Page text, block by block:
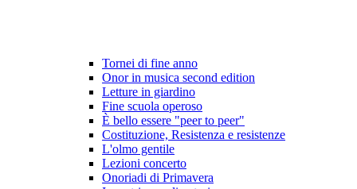
Tornei di fine anno
Onor in musica second edition
Letture in giardino
Fine scuola operoso
È bello essere "peer to peer"
Costituzione, Resistenza e resistenze
L'olmo gentile
Lezioni concerto
Onoriadi di Primavera